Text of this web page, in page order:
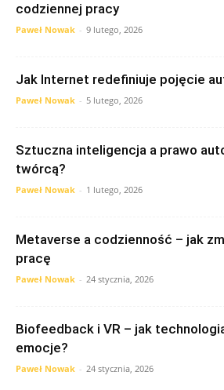
codziennej pracy
Paweł Nowak - 9 lutego, 2026
Jak Internet redefiniuje pojęcie
Paweł Nowak - 5 lutego, 2026
Sztuczna inteligencja a prawo
twórcą?
Paweł Nowak - 1 lutego, 2026
Metaverse a codzienność – jak
pracę
Paweł Nowak - 24 stycznia, 2026
Biofeedback i VR – jak
emocje?
Paweł Nowak - 24 stycznia, 2026